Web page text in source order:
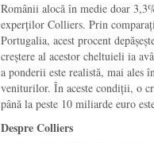
Românii alocă în medie doar
experților Colliers. Prin
Portugalia, acest procent
creștere al acestor cheltuieli ia
a ponderii este realistă, mai ales
veniturilor. În aceste condiții, o
până la peste 10 miliarde euro
Despre Colliers